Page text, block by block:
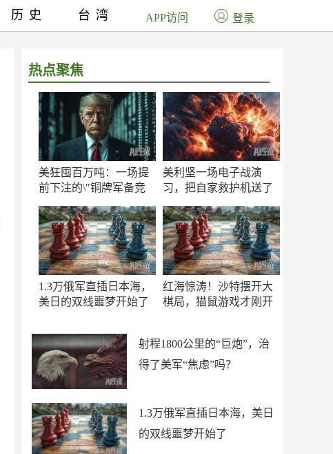
热点聚焦
美狂囤百万吨：一场提
前下注的\"铜牌军备竞
美利坚一场电子战演
习，把自家救护机送了
1.3万俄军直插日本海，
美日的双线噩梦开始了
红海惊涛！沙特摆开大
棋局，猫鼠游戏才刚开
射程1800公里的“巨炮”，治
得了美军“焦虑”吗？
1.3万俄军直插日本海，美日
的双线噩梦开始了
历史 台湾 APP访问 登录